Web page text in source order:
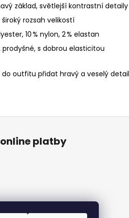
základ, světlejší kontrastní detaily
rozsah velikostí
10 % nylon, 2 % elastan
s dobrou elasticitou
outfitu přidat hravý a veselý
platby